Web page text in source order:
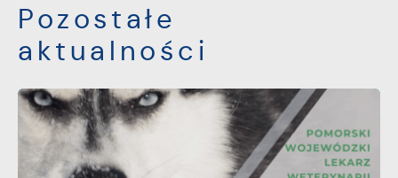
Pozostałe
aktualności